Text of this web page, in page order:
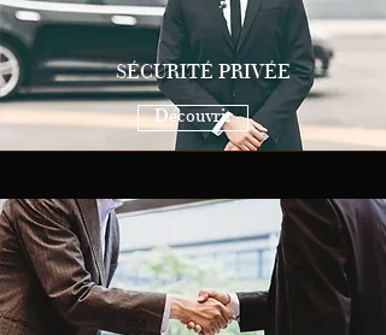
SÉCURITÉ PRIVÉE
Découvrir